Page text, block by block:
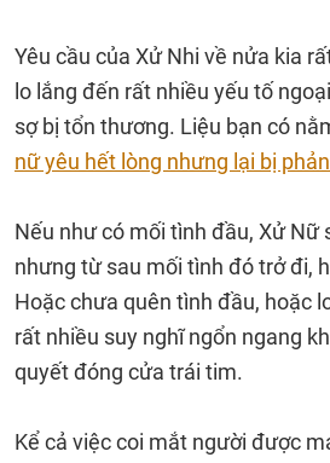
Yêu cầu của Xử Nhi về nửa kia
lo lắng đến rất nhiều yếu tố
sợ bị tổn thương. Liệu bạn có
nữ yêu hết lòng nhưng lại bị
Nếu như có mối tình đầu, Xử Nữ
nhưng từ sau mối tình đó trở đi,
Hoặc chưa quên tình đầu, hoặc
rất nhiều suy nghĩ ngổn ngang
quyết đóng cửa trái tim.
Kể cả việc coi mắt người được